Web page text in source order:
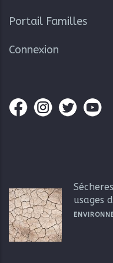
Portail Familles
Connexion
usages